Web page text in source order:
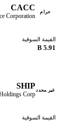
حرام CACC
القيمة السوقية
5.91 B
غير محدد SHIP
القيمة السوقية